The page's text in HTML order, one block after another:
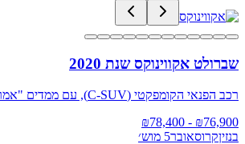
שברולט אקווינוקס שנת 2020
רכב הפנאי הקומפקטי (C-SUV), עם ממדים "אמריקאים" גדולים יחסית
₪76,900
- ₪
78,400
בנזיןקרוסאובר5 מוש׳